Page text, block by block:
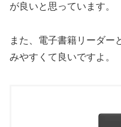
が良いと思っています。
また、電子書籍リーダー
みやすくて良いですよ。